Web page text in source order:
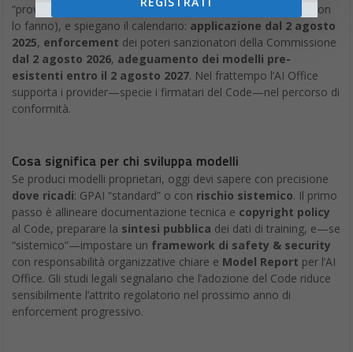
UE multa Google: le implicazioni per il futuro
La decisione della Commissione europea potrebbe catalizzare
cambiamenti profondi nell’ecosistema della pubblicità digitale
globale. Se Google dovesse essere costretta a modificare
strutturalmente la propria presenza nell’ad-tech, si aprirebbe
spazio per nuovi competitor e per modelli alternativi di
tech presenta sfide tecniche e operative significative.
L’ecosistema pubblicitario digitale si è evoluto attorno a
standard e protocolli in gran parte definiti dai leader di mercato,
creando effetti di rete e dipendenze tecnologiche che rendono
complesso l’ingresso di nuovi operatori.
La questione assume dimensioni ancora più ampie
considerando che pratiche simili a quelle contestate a Google
caratterizzano anche altri giganti tecnologici. La decisione
europea potrebbe quindi rappresentare un precedente per futuri
interventi regolativi nei confronti dell’intero ecosistema delle